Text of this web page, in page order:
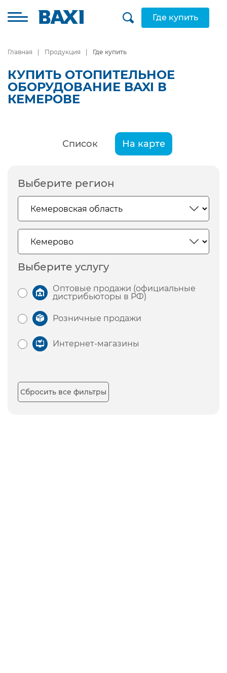
Где купить
Главная Продукция Где купить
КУПИТЬ ОТОПИТЕЛЬНОЕ
ОБОРУДОВАНИЕ BAXI В
КЕМЕРОВЕ
Список На карте
Выберите регион
Выберите услугу
Оптовые продажи (официальные
дистрибьюторы в РФ)
Розничные продажи
Интернет-магазины
Сбросить все фильтры